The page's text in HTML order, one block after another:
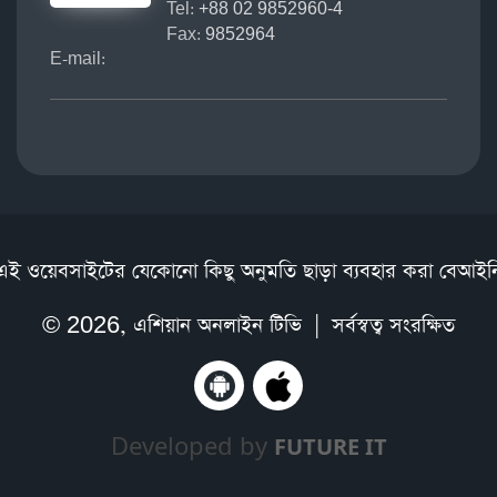
Tel: +88 02 9852960-4
Fax: 9852964
E-mail:
ওয়েবসাইটের যেকোনো কিছু অনুমতি ছাড়া ব্যবহার করা
© 2026, এশিয়ান অনলাইন টিভি| সর্বস্বত্ব সংরক্ষিত
Developed by FUTURE IT